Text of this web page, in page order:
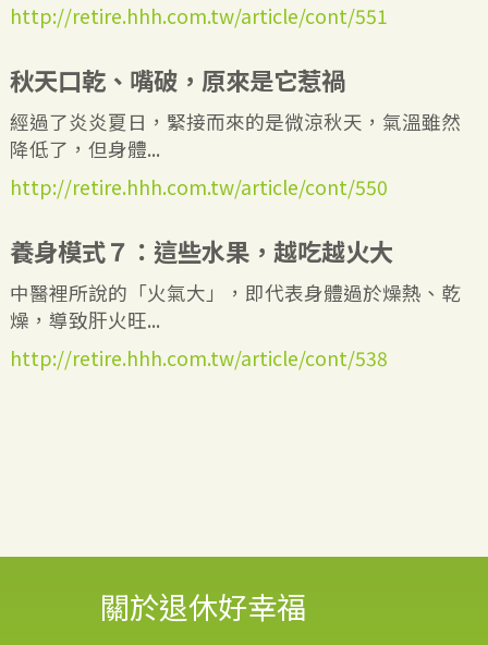
http://retire.hhh.com.tw/article/cont/551
秋天口乾、嘴破，原來是它惹禍
經過了炎炎夏日，緊接而來的是微涼秋天，氣溫雖然
降低了，但身體...
http://retire.hhh.com.tw/article/cont/550
養身模式７：這些水果，越吃越火大
中醫裡所說的「火氣大」，即代表身體過於燥熱、乾
燥，導致肝火旺...
http://retire.hhh.com.tw/article/cont/538
關於退休好幸福